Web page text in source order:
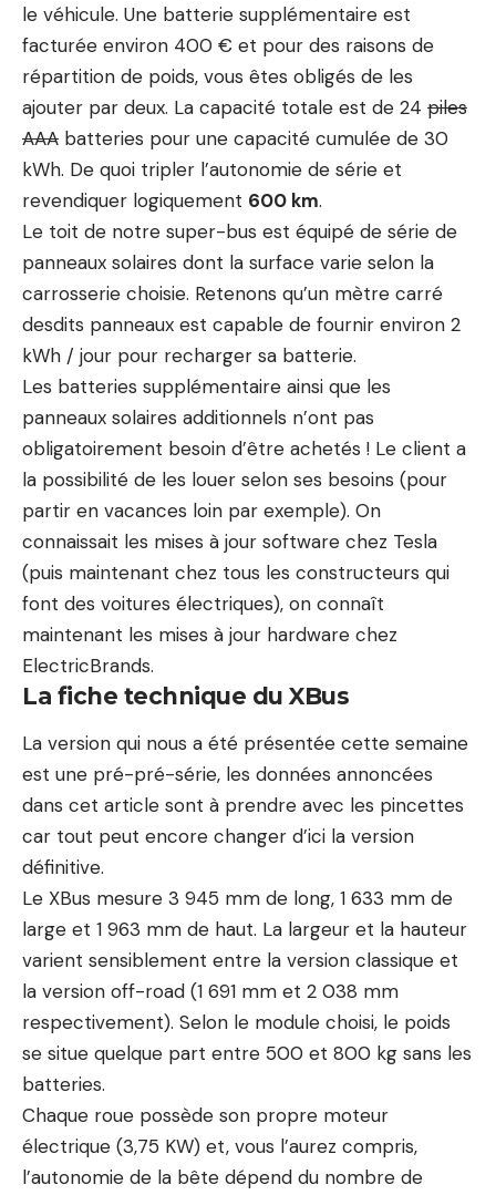
le véhicule. Une batterie supplémentaire est
facturée environ 400 € et pour des raisons de
répartition de poids, vous êtes obligés de les
ajouter par deux. La capacité totale est de 24 piles
AAA batteries pour une capacité cumulée de 30
kWh. De quoi tripler l’autonomie de série et
revendiquer logiquement 600 km.
Le toit de notre super-bus est équipé de série de
panneaux solaires dont la surface varie selon la
carrosserie choisie. Retenons qu’un mètre carré
desdits panneaux est capable de fournir environ 2
kWh / jour pour recharger sa batterie.
Les batteries supplémentaire ainsi que les
panneaux solaires additionnels n’ont pas
obligatoirement besoin d’être achetés ! Le client a
la possibilité de les louer selon ses besoins (pour
partir en vacances loin par exemple). On
connaissait les mises à jour software chez Tesla
(puis maintenant chez tous les constructeurs qui
font des voitures électriques), on connaît
maintenant les mises à jour hardware chez
ElectricBrands.
La fiche technique du XBus
La version qui nous a été présentée cette semaine
est une pré-pré-série, les données annoncées
dans cet article sont à prendre avec les pincettes
car tout peut encore changer d’ici la version
définitive.
Le XBus mesure 3 945 mm de long, 1 633 mm de
large et 1 963 mm de haut. La largeur et la hauteur
varient sensiblement entre la version classique et
la version off-road (1 691 mm et 2 038 mm
respectivement). Selon le module choisi, le poids
se situe quelque part entre 500 et 800 kg sans les
batteries.
Chaque roue possède son propre moteur
électrique (3,75 KW) et, vous l’aurez compris,
l’autonomie de la bête dépend du nombre de